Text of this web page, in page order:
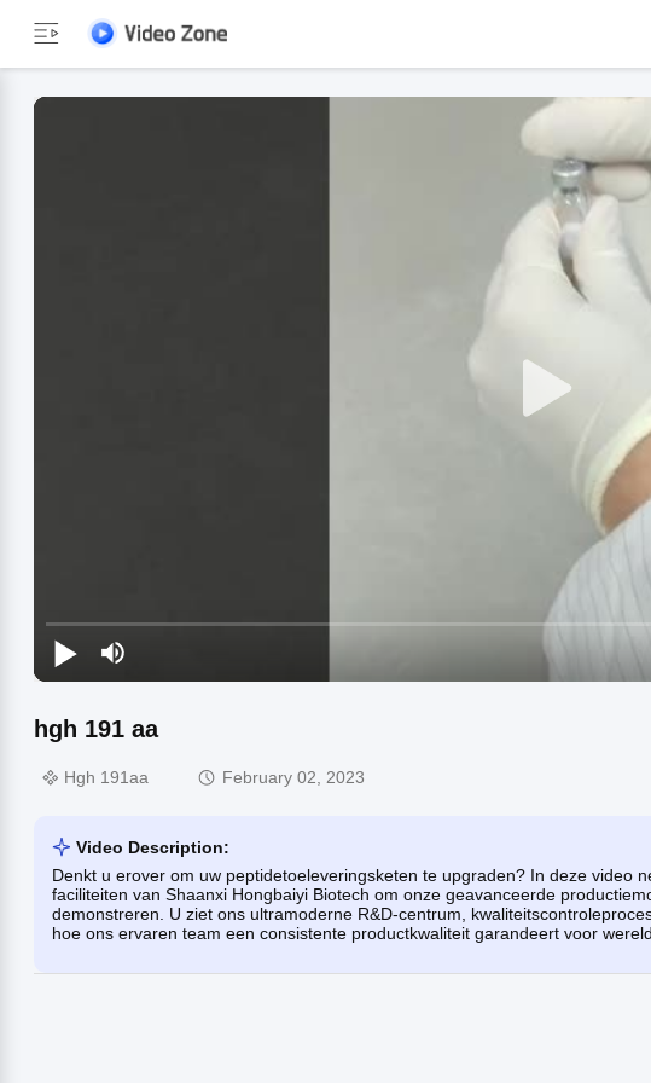
hgh 191 aa
Hgh 191aa February 02, 2023
Video Description:
Denkt u erover om uw peptidetoeleveringsketen te upgraden? In deze video
faciliteiten van Shaanxi Hongbaiyi Biotech om onze geavanceerde
demonstreren. U ziet ons ultramoderne R&D-centrum,
hoe ons ervaren team een ​​consistente productkwaliteit garandeert voor